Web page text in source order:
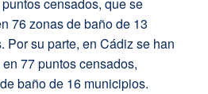
76 zonas de baño de 13
Por su parte, en Cádiz se han
77 puntos censados,
baño de 16 municipios.